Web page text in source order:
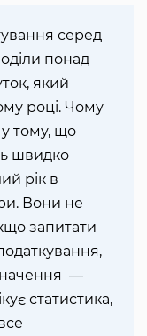
серед
понад
який
році. Чому
тому, що
швидко
рік в
Вони не
запитати
—
статистика,